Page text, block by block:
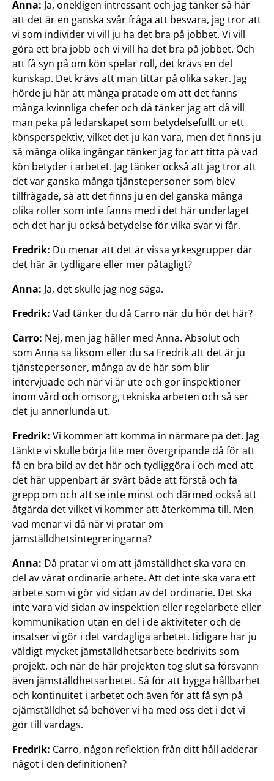
Anna: Ja, onekligen intressant och jag tänker så här
att det är en ganska svår fråga att besvara, jag tror att
vi som individer vi vill ju ha det bra på jobbet. Vi vill
göra ett bra jobb och vi vill ha det bra på jobbet. Och
att få syn på om kön spelar roll, det krävs en del
kunskap. Det krävs att man tittar på olika saker. Jag
hörde ju här att många pratade om att det fanns
många kvinnliga chefer och då tänker jag att då vill
man peka på ledarskapet som betydelsefullt ur ett
könsperspektiv, vilket det ju kan vara, men det finns ju
så många olika ingångar tänker jag för att titta på vad
kön betyder i arbetet. Jag tänker också att jag tror att
det var ganska många tjänstepersoner som blev
tillfrågade, så att det finns ju en del ganska många
olika roller som inte fanns med i det här underlaget
och det har ju också betydelse för vilka svar vi får.
Fredrik: Du menar att det är vissa yrkesgrupper där
det här är tydligare eller mer påtagligt?
Anna: Ja, det skulle jag nog säga.
Fredrik: Vad tänker du då Carro när du hör det här?
Carro: Nej, men jag håller med Anna. Absolut och
som Anna sa liksom eller du sa Fredrik att det är ju
tjänstepersoner, många av de här som blir
intervjuade och när vi är ute och gör inspektioner
inom vård och omsorg, tekniska arbeten och så ser
det ju annorlunda ut.
Fredrik: Vi kommer att komma in närmare på det. Jag
tänkte vi skulle börja lite mer övergripande då för att
få en bra bild av det här och tydliggöra i och med att
det här uppenbart är svårt både att förstå och få
grepp om och att se inte minst och därmed också att
åtgärda det vilket vi kommer att återkomma till. Men
vad menar vi då när vi pratar om
jämställdhetsintegreringarna?
Anna: Då pratar vi om att jämställdhet ska vara en
del av vårat ordinarie arbete. Att det inte ska vara ett
arbete som vi gör vid sidan av det ordinarie. Det ska
inte vara vid sidan av inspektion eller regelarbete eller
kommunikation utan en del i de aktiviteter och de
insatser vi gör i det vardagliga arbetet. tidigare har ju
väldigt mycket jämställdhetsarbete bedrivits som
projekt. och när de här projekten tog slut så försvann
även jämställdhetsarbetet. Så för att bygga hållbarhet
och kontinuitet i arbetet och även för att få syn på
ojämställdhet så behöver vi ha med oss det i det vi
gör till vardags.
Fredrik: Carro, någon reflektion från ditt håll adderar
något i den definitionen?